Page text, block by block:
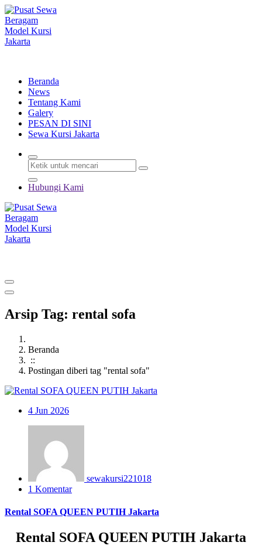
Lewati
ke
konten
Beranda
News
Tentang Kami
Galery
PESAN DI SINI
Sewa Kursi Jakarta
Hubungi Kami
Arsip Tag: rental sofa
Beranda
::
Postingan diberi tag "rental sofa"
4 Jun 2026
sewakursi221018
1 Komentar
Rental SOFA QUEEN PUTIH Jakarta
Rental SOFA QUEEN PUTIH Jakarta